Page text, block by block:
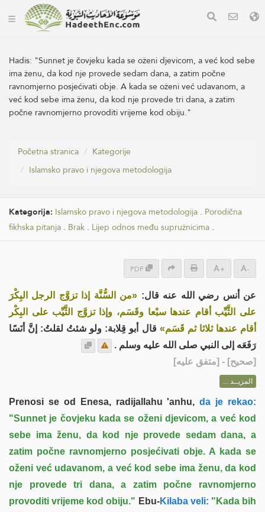
Hadis: "Sunnet je čovjeku kada se oženi djevicom, a već kod sebe
ima ženu, da kod nje provede sedam dana, a zatim počne
ravnomjerno posjećivati obje. A kada se oženi već udavanom, a
već kod sebe ima ženu, da kod nje provede tri dana, a zatim
počne ravnomjerno provoditi vrijeme kod obiju."
Početna stranica
Kategorije
Islamsko pravo i njegova metodologija
Kategorija: Islamsko pravo i njegova metodologija . Porodična
fikhska pitanja . Brak . Lijep odnos među supružnicima .
PDF + -
عن أنس رضي الله عنه قال: «من السُّنَّة إذا تزوَّج الرجل البِكْرَ
على الثَّيِّب أقام عندها سبْعا وقَسَم، وإذا تزوَّج الثَّيِّب على البِكْر
أقام عندها ثلاثا ثم قَسَم» قال أبو قِلابة: ولو شئتُ لقلتُ: إنَّ أنَسًا
رَفَعَه إلى النبي صلى الله عليه وسلم .
[صحيح] - [متفق عليه]
المزيــد ...
Prenosi se od Enesa, radijallahu 'anhu, da je rekao:
"Sunnet je čovjeku kada se oženi djevicom, a već kod
sebe ima ženu, da kod nje provede sedam dana, a
zatim počne ravnomjerno posjećivati obje. A kada se
oženi već udavanom, a već kod sebe ima ženu, da kod
nje provede tri dana, a zatim počne ravnomjerno
provoditi vrijeme kod obiju." Ebu-Kilaba veli: "Kada bih